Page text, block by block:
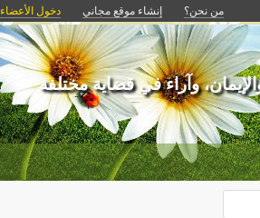
من نحن؟ إنشاء موقع مجاني دخول الأعضاء
وآراء في قضاية مختلفة